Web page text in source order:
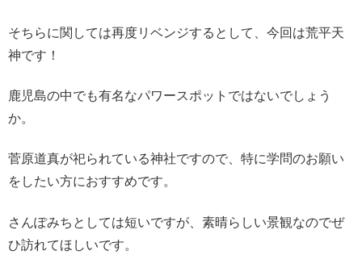
そちらに関しては再度リベンジするとして、今回は荒平天
神です！
鹿児島の中でも有名なパワースポットではないでしょう
か。
菅原道真が祀られている神社ですので、特に学問のお願い
をしたい方におすすめです。
さんぽみちとしては短いですが、素晴らしい景観なのでぜ
ひ訪れてほしいです。